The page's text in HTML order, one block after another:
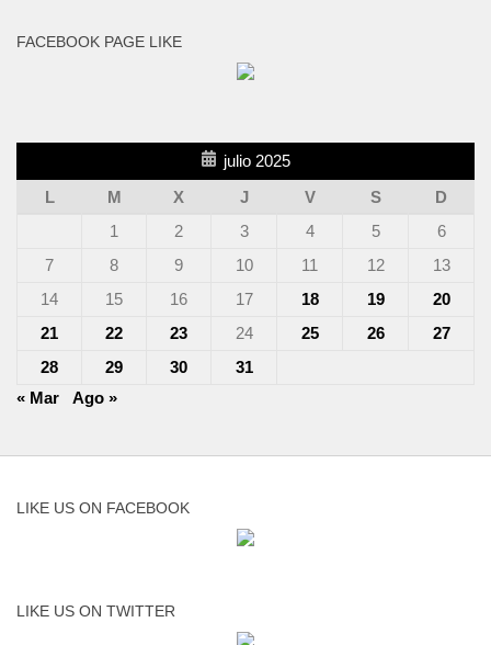
FACEBOOK PAGE LIKE
julio 2025
L
M X J V S
D
1
2 3 4 5
6
7
8 9 10 11 12
13
14
15 16 17 18 19
20
21
22 23 24 25 26
27
28
29 30
31
« Mar
Ago »
LIKE US ON FACEBOOK
LIKE US ON TWITTER